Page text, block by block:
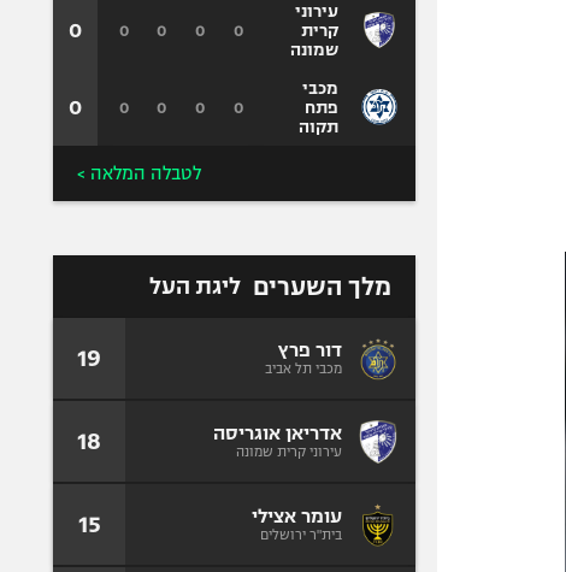
עירוני
קרית
שמונה
מכבי
פתח
תקוה
0
0
0
0
0
0
0
0
0
0
לטבלה המלאה >
מלך השערים ליגת העל
דור פרץ
מכבי תל אביב 19
אדריאן אוגריסה
עירוני קרית שמונה 18
עומר אצילי
בית"ר ירושלים 15